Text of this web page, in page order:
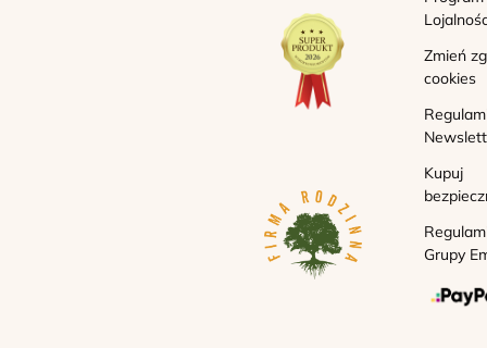
Zmień
cookies
Kupuj
Grupy